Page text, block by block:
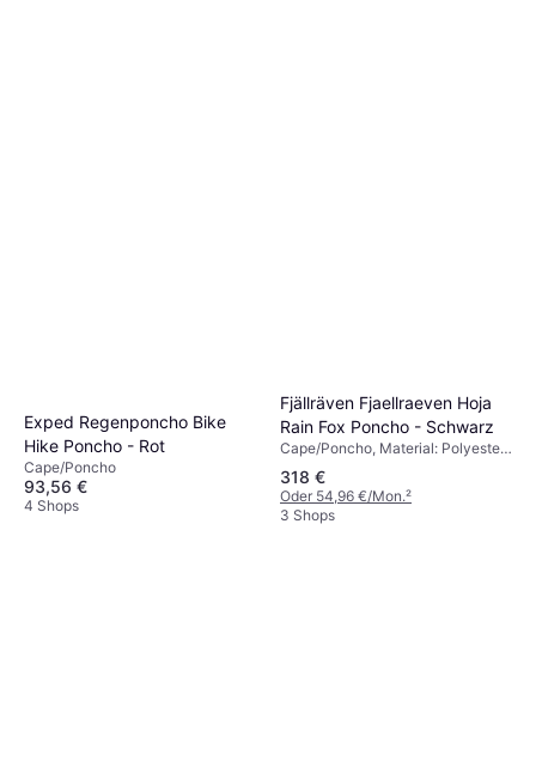
Exped Regenponcho Bike
Hike Poncho - Rot
Cape/Poncho
93,56 €
4 Shops
Fjällräven Fjaellraeven Hoja
Rain Fox Poncho - Schwarz
Cape/Poncho, Material: Polyester,
Polyurethan, Atmungsaktiv,
Langlebig, Wasserdicht, Winddicht,
Reflektoren, Kapuze, Taschen
318 €
Oder 54,96 €/Mon.²
3 Shops